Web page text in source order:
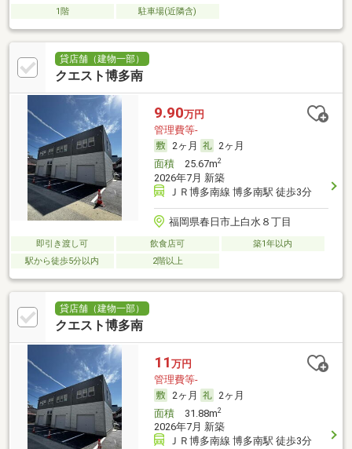
1階 駐車場(近隣含)
貸店舗（建物一部）
クエスト博多南
9.90万円
管理費等-
2ヶ月
2ヶ月
面積25.67m2
2026年7月 新築
ＪＲ博多南線 博多南駅 徒歩3分
福岡県春日市上白水８丁目
即引き渡し可 飲食店可
築1年以内
駅から徒歩5分以内
2階以上
貸店舗（建物一部）
クエスト博多南
11 万円
管理費等-
2ヶ月
2ヶ月
面積31.88m2
2026年7月 新築
ＪＲ博多南線 博多南駅 徒歩3分